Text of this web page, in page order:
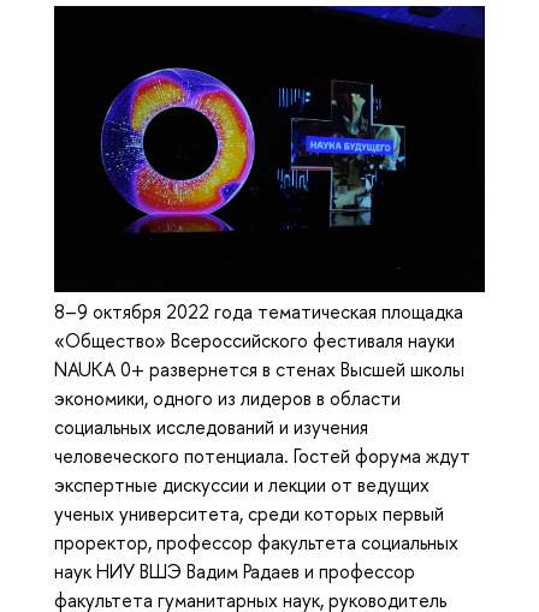
8–9 октября 2022 года тематическая площадка
«Общество» Всероссийского фестиваля науки
NAUKA 0+ развернется в стенах Высшей школы
экономики, одного из лидеров в области
социальных исследований и изучения
человеческого потенциала. Гостей форума ждут
экспертные дискуссии и лекции от ведущих
ученых университета, среди которых первый
проректор, профессор факультета социальных
наук НИУ ВШЭ Вадим Радаев и профессор
факультета гуманитарных наук, руководитель